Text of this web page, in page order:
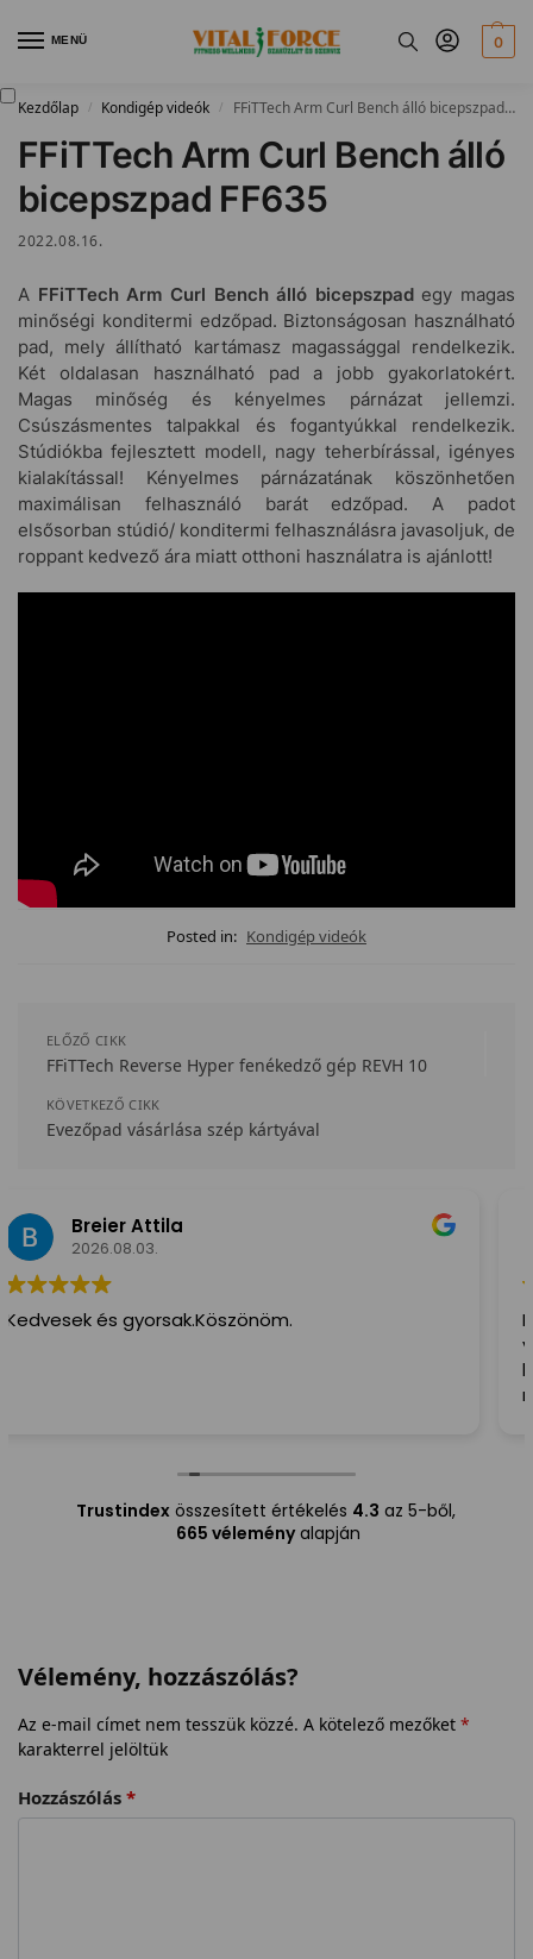
MENÜ 0
Kezdőlap / Kondigép videók / FFiTTech Arm Curl Bench álló bicepszpad FF635
FFiTTech Arm Curl Bench álló
bicepszpad FF635
2022.08.16.
A FFiTTech Arm Curl Bench álló bicepszpadegy magas
minőségi konditermi edzőpad. Biztonságosan használható
pad, mely állítható kartámasz magassággal rendelkezik.
Két oldalasan használható pad a jobb gyakorlatokért.
Magas minőség és kényelmes párnázat jellemzi.
Csúszásmentes talpakkal és fogantyúkkal rendelkezik.
Stúdiókba fejlesztett modell, nagy teherbírással, igényes
kialakítással! Kényelmes párnázatának köszönhetően
maximálisan felhasználó barát edzőpad. A padot
elsősorban stúdió/ konditermi felhasználásra javasoljuk, de
roppant kedvező ára miatt otthoni használatra is ajánlott!
Posted in: Kondigép videók
ELŐZŐ CIKK
FFiTTech Reverse Hyper fenékedző gép REVH 10
KÖVETKEZŐ CIKK
Evezőpad vásárlása szép kártyával
Éva Hordósné
2026.08.02.
Nagyon Szuper! Amit rendeltem,2 nap és már itt is
Trustindexösszesített értékelés 4.3 az 5-ből,
665 véleményalapján
Vélemény, hozzászólás?
Az e-mail címet nem tesszük közzé. A kötelező mezőket *
karakterrel jelöltük
Hozzászólás *